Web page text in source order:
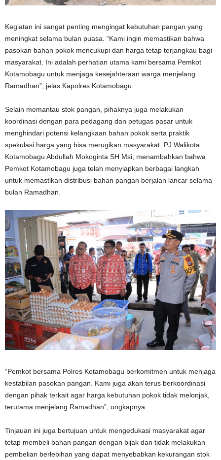
Kegiatan ini sangat penting mengingat kebutuhan pangan yang
meningkat selama bulan puasa. “Kami ingin memastikan bahwa
pasokan bahan pokok mencukupi dan harga tetap terjangkau bagi
masyarakat. Ini adalah perhatian utama kami bersama Pemkot
Kotamobagu untuk menjaga kesejahteraan warga menjelang
Ramadhan”, jelas Kapolres Kotamobagu.
Selain memantau stok pangan, pihaknya juga melakukan
koordinasi dengan para pedagang dan petugas pasar untuk
menghindari potensi kelangkaan bahan pokok serta praktik
spekulasi harga yang bisa merugikan masyarakat. PJ Walikota
Kotamobagu Abdullah Mokoginta SH Msi, menambahkan bahwa
Pemkot Kotamobagu juga telah menyiapkan berbagai langkah
untuk memastikan distribusi bahan pangan berjalan lancar selama
bulan Ramadhan.
“Pemkot bersama Polres Kotamobagu berkomitmen untuk menjaga
kestabilan pasokan pangan. Kami juga akan terus berkoordinasi
dengan pihak terkait agar harga kebutuhan pokok tidak melonjak,
terutama menjelang Ramadhan”, ungkapnya.
Tinjauan ini juga bertujuan untuk mengedukasi masyarakat agar
tetap membeli bahan pangan dengan bijak dan tidak melakukan
pembelian berlebihan yang dapat menyebabkan kekurangan stok